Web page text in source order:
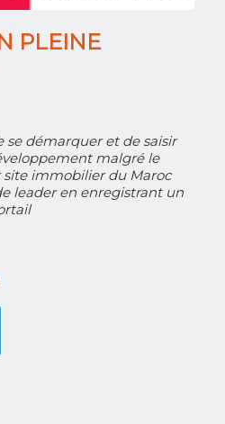
PLEINE
démarquer et de saisir
malgré le
site immobilier du Maroc
leader en enregistrant un